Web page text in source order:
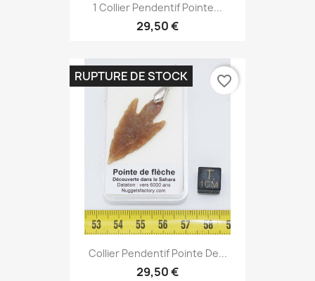
1 Collier Pendentif Pointe...
29,50 €
Collier Pendentif Pointe De...
29,50 €
RUPTURE DE STOCK favorite_border